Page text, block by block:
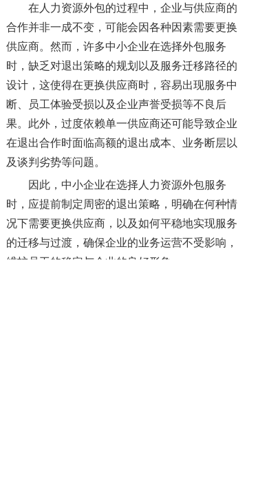
在人力资源外包的过程中，企业与供应商的
合作并非一成不变，可能会因各种因素需要更换
供应商。然而，许多中小企业在选择外包服务
时，缺乏对退出策略的规划以及服务迁移路径的
设计，这使得在更换供应商时，容易出现服务中
断、员工体验受损以及企业声誉受损等不良后
果。此外，过度依赖单一供应商还可能导致企业
在退出合作时面临高额的退出成本、业务断层以
及谈判劣势等问题。
因此，中小企业在选择人力资源外包服务
时，应提前制定周密的退出策略，明确在何种情
况下需要更换供应商，以及如何平稳地实现服务
的迁移与过渡，确保企业的业务运营不受影响，
维护员工的稳定与企业的良好形象。